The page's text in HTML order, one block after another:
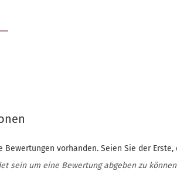
Bewertungen vorhanden. Seien Sie der
sein um eine Bewertung abgeben zu